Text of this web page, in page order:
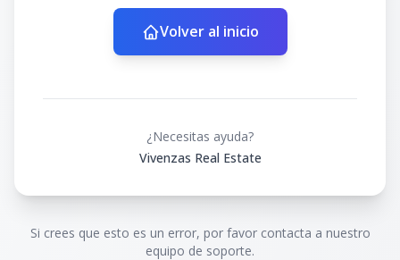
Volver al inicio
¿Necesitas ayuda?
Vivenzas Real Estate
Si crees que esto es un error, por favor contacta a nuestro
equipo de soporte.